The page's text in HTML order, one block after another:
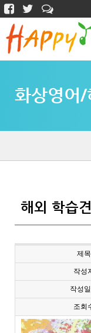
화상영어
해외 학습
제목
작성
작성
조회